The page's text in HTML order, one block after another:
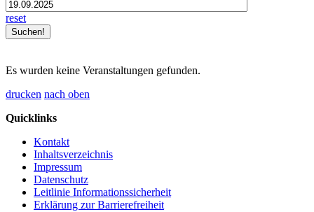
reset
Es wurden keine Veranstaltungen gefunden.
drucken nach oben
Quicklinks
Kontakt
Inhaltsverzeichnis
Impressum
Datenschutz
Leitlinie Informationssicherheit
Erklärung zur Barrierefreiheit